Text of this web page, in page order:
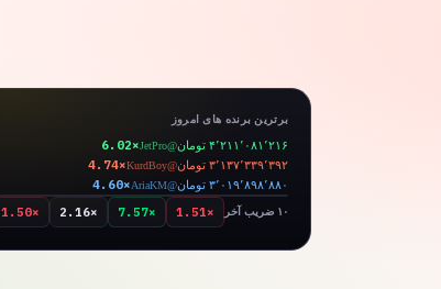
برترین برنده های امروز
۴٬۲۱۱٬۰۸۱٬۲۱۶ تومان @JetPro
6.02×
۳٬۱۳۷٬۳۳۹٬۳۹۲ تومان @KurdBoy
4.74×
۳٬۰۱۹٬۸۹۸٬۸۸۰ تومان @AriaKM
4.60× 03060
39.56 ۱۰ ضریب آخر 1.51×
7.57×
2.16×
1.50×